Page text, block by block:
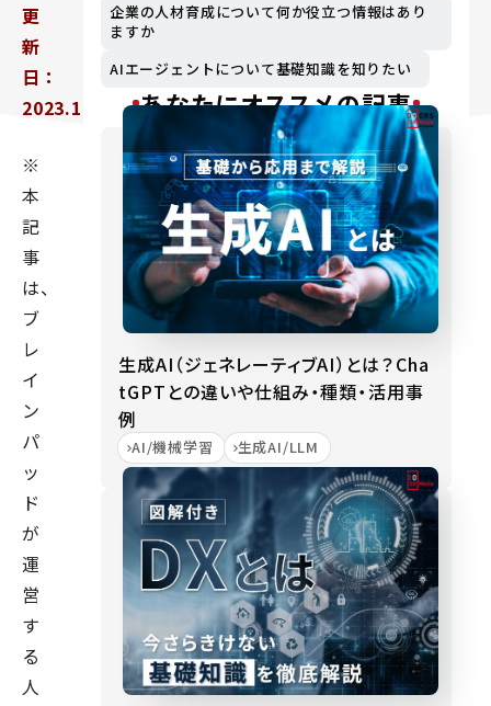
更
新
日：
2023.11.28
※
本
記
事
は、
ブ
レ
イ
ン
パ
ッ
ド
が
運
営
す
る
人
企業の人材育成について何か役立つ情報はあり
ますか
AIエージェントについて基礎知識を知りたい
あなたにオススメの記事
生成AI（ジェネレーティブAI）とは？Cha
tGPTとの違いや仕組み・種類・活用事
例
AI/機械学習 生成AI/LLM